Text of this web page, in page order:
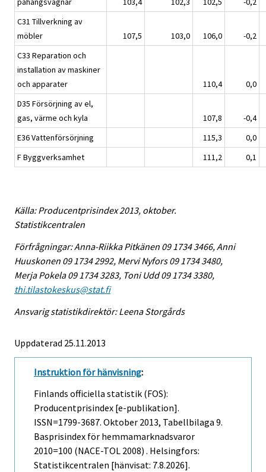
C31 Tillverkning av
möbler
107,5 103,0 106,0
-0,2
C33 Reparation och
installation av maskiner
och apparater
110,4
0,0
D35 Försörjning av el,
gas, värme och kyla
107,8
-0,4
E36 Vattenförsörjning
115,3
0,0
F Byggverksamhet
111,2 0,1
Källa: Producentprisindex 2013, oktober.
Statistikcentralen
Förfrågningar: Anna-Riikka Pitkänen 09 1734 3466, Anni
Huuskonen 09 1734 2992, Mervi Nyfors 09 1734 3480,
Merja Pokela 09 1734 3283, Toni Udd 09 1734 3380,
thi.tilastokeskus@stat.fi
Ansvarig statistikdirektör: Leena Storgårds
Uppdaterad 25.11.2013
Instruktion för hänvisning:
Finlands officiella statistik (FOS):
Producentprisindex [e-publikation].
ISSN=1799-3687. Oktober 2013, Tabellbilaga 9.
Basprisindex för hemmamarknadsvaror
2010=100 (NACE-TOL 2008) . Helsingfors:
Statistikcentralen [hänvisat: 7.8.2026].